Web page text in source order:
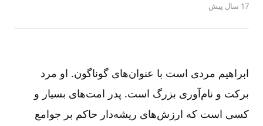
17 سال پیش
ابراهیم مردی است با عنوان‌های گوناگون. او مرد
برکت و نام‌آوری بزرگ است. پدر امت‌های بسیار و
کسی است که ارزش‌های ریشه‌دار حاکم بر جوامع